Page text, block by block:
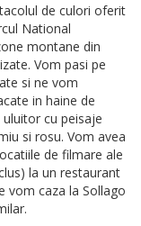
de culori oferit
National
montane din
Vom pasi pe
si ne vom
in haine de
cu peisaje
si rosu. Vom avea
de filmare ale
la un restaurant
vom caza la Sollago